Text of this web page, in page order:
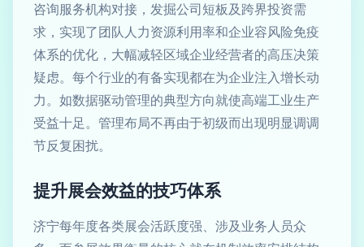
咨询服务机构对接，发掘公司短板及跨界投资需
求，实现了团队人力资源利用率和企业容风险免疫
体系的优化，大幅减轻区域企业经营者的高压决策
疑虑。每个行业的有备实现都在为企业注入增长动
力。如数据驱动管理的典型方向就使高端工业生产
受益十足。管理布局不再由于初级而出现明显调调
节反复困扰。
提升展会效益的技巧体系
济宁每年度各类展会活跃度强、涉及业务人员众